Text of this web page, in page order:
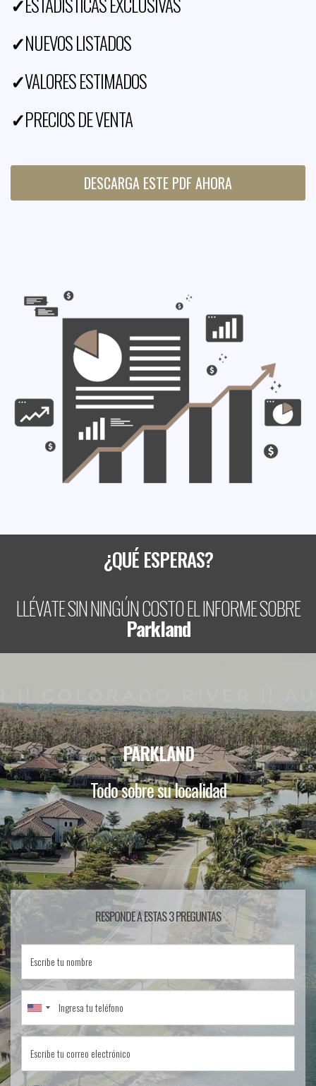
✓NUEVOS LISTADOS
✓VALORES ESTIMADOS
✓PRECIOS DE VENTA
DESCARGA ESTE PDF AHORA
¿QUÉ ESPERAS?
LLÉVATE SIN NINGÚN COSTO EL INFORME SOBRE
Parkland
PARKLAND
Todo sobre su localidad
RESPONDE A ESTAS 3 PREGUNTAS